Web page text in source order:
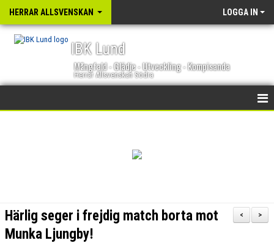
HERRAR ALLSVENSKAN LOGGA IN
IBK Lund
Mångfald - Glädje - Utveckling - Kompisanda
Herrar Allsvenskan Södra
GÄSTBOK
>
<
Härlig seger i frejdig match borta mot
Munka Ljungby!